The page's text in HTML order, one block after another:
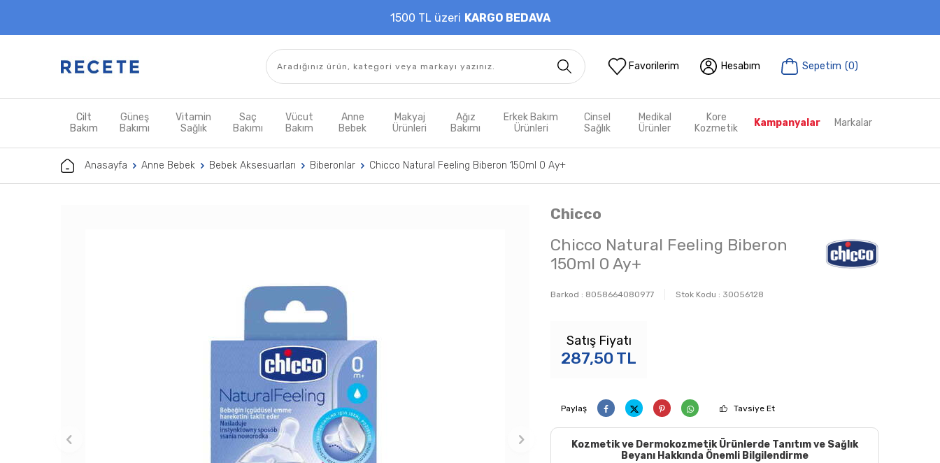
1500 TL üzeri KARGO BEDAVA
Favorilerim Hesabım Sepetim (0)
Cilt
Bakım
Güneş
Bakımı
Vitamin
Sağlık
Saç
Bakımı
Vücut
Bakım
Anne
Bebek
Makyaj
Ürünleri
Ağız
Bakımı
Erkek Bakım
Ürünleri
Cinsel
Sağlık
Medikal
Ürünler
Kore
Kozmetik
Kampanyalar Markalar
Anasayfa Anne Bebek Bebek Aksesuarları Biberonlar Chicco Natural Feeling Biberon 150ml 0 Ay+
Chicco
Chicco Natural Feeling Biberon
150ml 0 Ay+
Barkod : 8058664080977 Stok Kodu : 30056128
Satış Fiyatı
287,50 TL
Paylaş Tavsiye Et
Kozmetik ve Dermokozmetik Ürünlerde Tanıtım ve Sağlık
Beyanı Hakkında Önemli Bilgilendirme